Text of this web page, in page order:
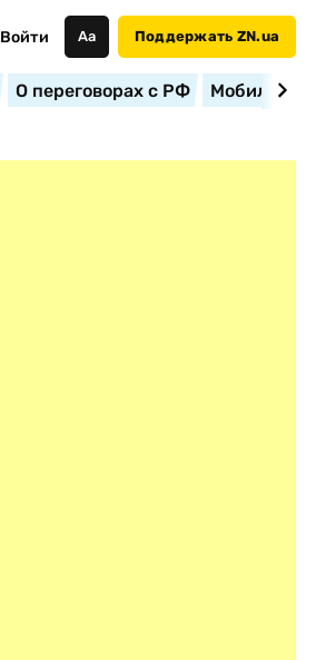
Войти Аа Поддержать ZN.ua
О переговорах с РФ